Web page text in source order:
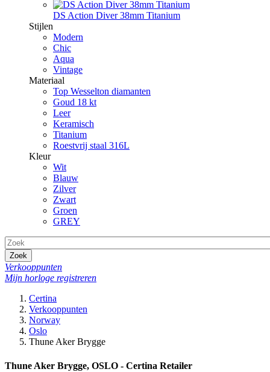
DS Action Diver 38mm Titanium
Stijlen
Modern
Chic
Aqua
Vintage
Materiaal
Top Wesselton diamanten
Goud 18 kt
Leer
Keramisch
Titanium
Roestvrij staal 316L
Kleur
Wit
Blauw
Zilver
Zwart
Groen
GREY
Zoek
Verkooppunten
Mijn horloge registreren
Certina
Verkooppunten
Norway
Oslo
Thune Aker Brygge
Thune Aker Brygge, OSLO - Certina Retailer